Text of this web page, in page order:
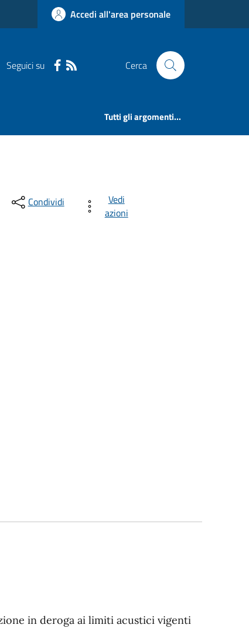
Accedi all'area personale
Seguici su Cerca
Tutti gli argomenti...
Condividi
Vedi
azioni
in deroga ai limiti acustici vigenti